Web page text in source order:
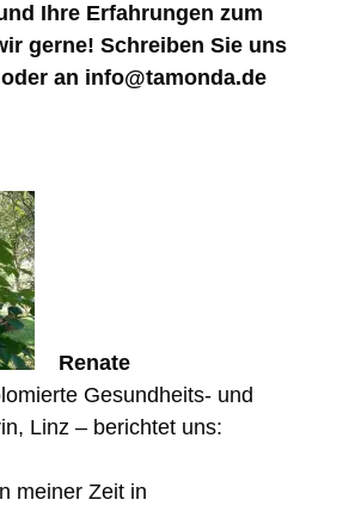
Ihre Erfahrungen zum
gerne! Schreiben Sie uns
oder an info@tamonda.de
Renate
Gesundheits- und
Linz – berichtet uns:
meiner Zeit in